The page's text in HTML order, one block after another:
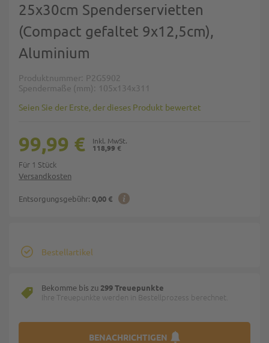
25x30cm Spenderservietten
(Compact gefaltet 9x12,5cm),
Aluminium
Produktnummer P2G5902
Spendermaße (mm)
105x134x311
Seien Sie der Erste, der dieses Produkt bewertet
Versandkosten
Entsorgungsgebühr: 0,00 €
118,99 €
99,99 €
Für 1 Stück
Bestellartikel
Bekomme bis zu 299 Treuepunkte
Ihre Treuepunkte werden in Bestellprozess berechnet.
BENACHRICHTIGEN